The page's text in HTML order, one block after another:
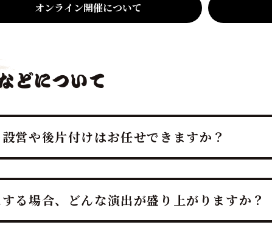
オンライン開催について
どについて
営や後片付けはお任せできますか？
様や会場スタッフ様のお手間は最小限に抑え、イベントに
り、企画・演出だけでなく、設営から撤収まで全てを対応さ
る場合、どんな演出が盛り上がりますか？